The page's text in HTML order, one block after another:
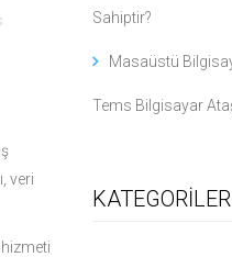
veri
hizmeti
Sahiptir?
Masaüstü
Tems Bilgisayar
KATEGORİLER